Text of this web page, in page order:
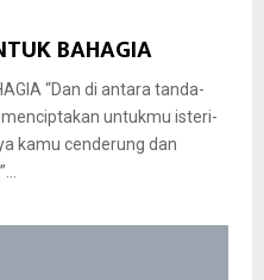
BAHAGIA
“Dan di antara tanda-
untukmu isteri-
kamu cenderung dan